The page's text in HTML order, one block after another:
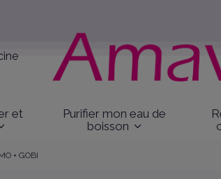
et
Purifier mon eau de
boisson
+ GOBI